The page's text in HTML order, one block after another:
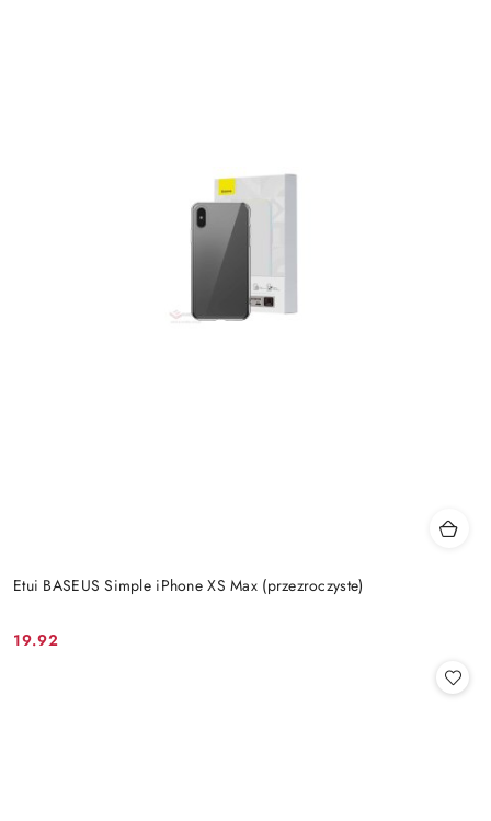
Etui BASEUS Simple iPhone XS Max (przezroczyste)
Cena:
19.92